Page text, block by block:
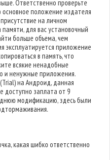
Ответственно проверьте
основное положение издателя
на личном
для вас установочный
больше объема, чем
эксплуатируется приложение
в память, что
всякие ненадобные
и ненужные приложения.
на Андроид, данная
доступно заплата от 9
модификацию, здесь были
какая шибко ответственно